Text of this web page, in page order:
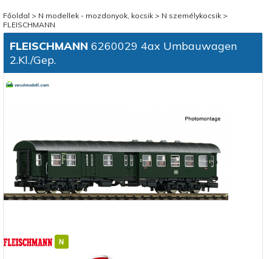
Főoldal > N modellek - mozdonyok, kocsik> N személykocsik>
FLEISCHMANN
FLEISCHMANN 6260029 4ax Umbauwagen
2.Kl./Gep.